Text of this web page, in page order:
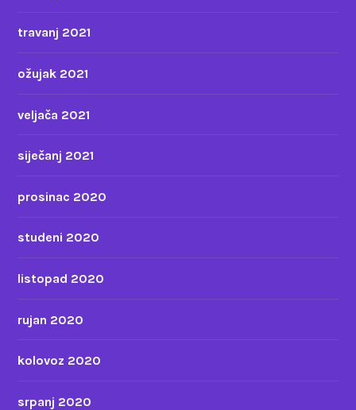
travanj 2021
ožujak 2021
veljača 2021
siječanj 2021
prosinac 2020
studeni 2020
listopad 2020
rujan 2020
kolovoz 2020
srpanj 2020